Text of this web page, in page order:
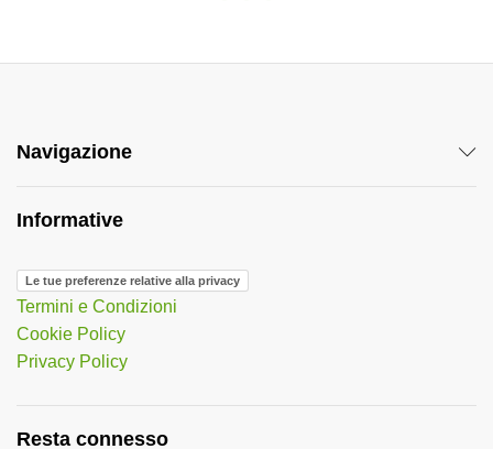
Navigazione
Informative
Le tue preferenze relative alla privacy
Termini e Condizioni
Cookie Policy
Privacy Policy
Resta connesso